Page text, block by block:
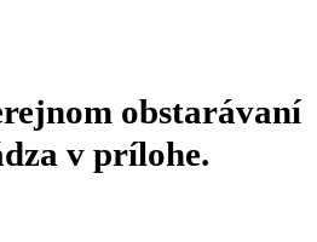
obstarávaní
v prílohe.